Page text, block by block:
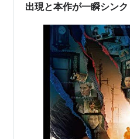
出現と本作が一瞬シン